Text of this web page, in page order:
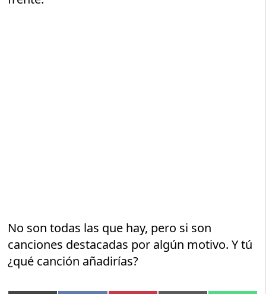
No son todas las que hay, pero si son
canciones destacadas por algún motivo. Y tú
¿qué canción añadirías?